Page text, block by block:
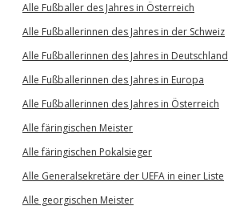
Alle Fußballer des Jahres in Österreich
Alle Fußballerinnen des Jahres in der Schweiz
Alle Fußballerinnen des Jahres in Deutschland
Alle Fußballerinnen des Jahres in Europa
Alle Fußballerinnen des Jahres in Österreich
Alle färingischen Meister
Alle färingischen Pokalsieger
Alle Generalsekretäre der UEFA in einer Liste
Alle georgischen Meister